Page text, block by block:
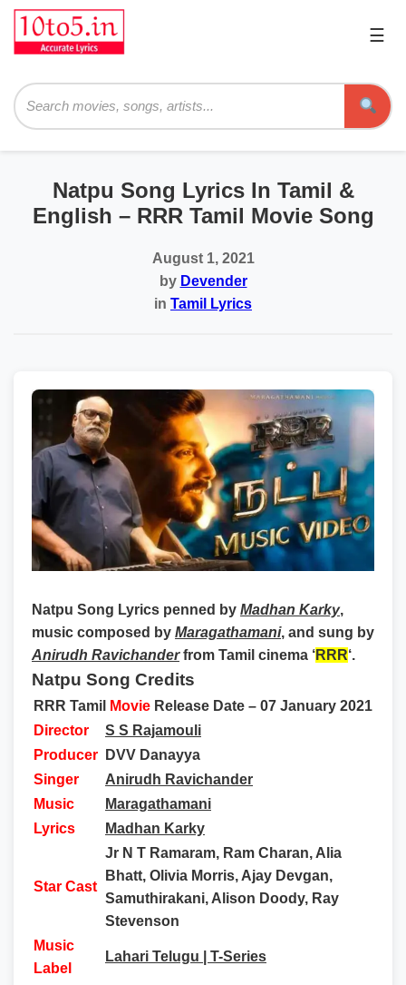
☰
Natpu Song Lyrics In Tamil &
English – RRR Tamil Movie Song
August 1, 2021
by Devender
in Tamil Lyrics
Natpu Song Lyrics penned by Madhan Karky,
music composed by Maragathamani, and sung by
Anirudh Ravichanderfrom Tamil cinema ‘RRR‘.
Natpu Song Credits
RRR Tamil Movie Release Date – 07 January 2021
Director
S S Rajamouli
Producer
DVV Danayya
Singer
Anirudh Ravichander
Music
Maragathamani
Lyrics
Madhan Karky
Star Cast
Jr N T Ramaram, Ram Charan, Alia
Bhatt, Olivia Morris, Ajay Devgan,
Samuthirakani, Alison Doody, Ray
Stevenson
Music
Label
Lahari Telugu | T-Series